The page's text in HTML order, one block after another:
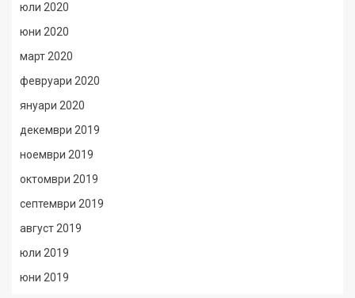
юли 2020
юни 2020
март 2020
февруари 2020
януари 2020
декември 2019
ноември 2019
октомври 2019
септември 2019
август 2019
юли 2019
юни 2019